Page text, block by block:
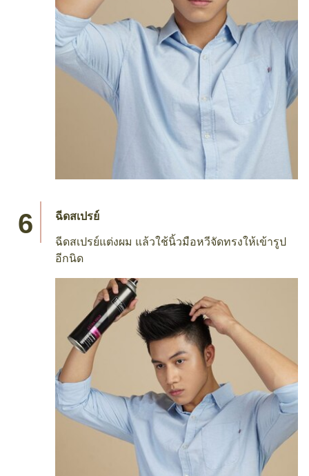
ฉีดสเปรย์
ฉีดสเปรย์แต่งผม แล้วใช้นิ้วมือหวีจัดทรงให้เข้ารูป
อีกนิด